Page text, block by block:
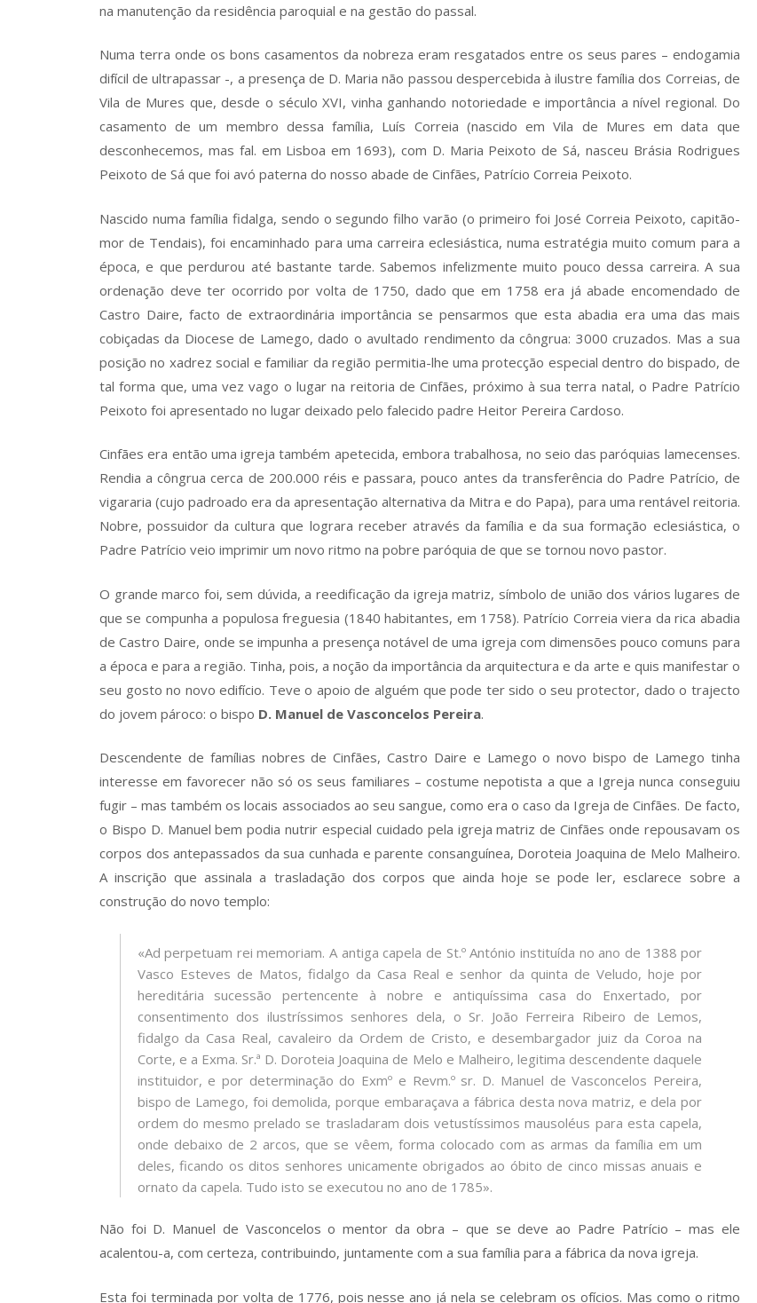
na manutenção da residência paroquial e na gestão do passal.
Numa terra onde os bons casamentos da nobreza eram resgatados entre os seus pares – endogamia
difícil de ultrapassar -, a presença de D. Maria não passou despercebida à ilustre família dos Correias, de
Vila de Mures que, desde o século XVI, vinha ganhando notoriedade e importância a nível regional. Do
casamento de um membro dessa família, Luís Correia (nascido em Vila de Mures em data que
desconhecemos, mas fal. em Lisboa em 1693), com D. Maria Peixoto de Sá, nasceu Brásia Rodrigues
Peixoto de Sá que foi avó paterna do nosso abade de Cinfães, Patrício Correia Peixoto.
Nascido numa família fidalga, sendo o segundo filho varão (o primeiro foi José Correia Peixoto, capitão-
mor de Tendais), foi encaminhado para uma carreira eclesiástica, numa estratégia muito comum para a
época, e que perdurou até bastante tarde. Sabemos infelizmente muito pouco dessa carreira. A sua
ordenação deve ter ocorrido por volta de 1750, dado que em 1758 era já abade encomendado de
Castro Daire, facto de extraordinária importância se pensarmos que esta abadia era uma das mais
cobiçadas da Diocese de Lamego, dado o avultado rendimento da côngrua: 3000 cruzados. Mas a sua
posição no xadrez social e familiar da região permitia-lhe uma protecção especial dentro do bispado, de
tal forma que, uma vez vago o lugar na reitoria de Cinfães, próximo à sua terra natal, o Padre Patrício
Peixoto foi apresentado no lugar deixado pelo falecido padre Heitor Pereira Cardoso.
Cinfães era então uma igreja também apetecida, embora trabalhosa, no seio das paróquias lamecenses.
Rendia a côngrua cerca de 200.000 réis e passara, pouco antes da transferência do Padre Patrício, de
vigararia (cujo padroado era da apresentação alternativa da Mitra e do Papa), para uma rentável reitoria.
Nobre, possuidor da cultura que lograra receber através da família e da sua formação eclesiástica, o
Padre Patrício veio imprimir um novo ritmo na pobre paróquia de que se tornou novo pastor.
O grande marco foi, sem dúvida, a reedificação da igreja matriz, símbolo de união dos vários lugares de
que se compunha a populosa freguesia (1840 habitantes, em 1758). Patrício Correia viera da rica abadia
de Castro Daire, onde se impunha a presença notável de uma igreja com dimensões pouco comuns para
a época e para a região. Tinha, pois, a noção da importância da arquitectura e da arte e quis manifestar o
seu gosto no novo edifício. Teve o apoio de alguém que pode ter sido o seu protector, dado o trajecto
do jovem pároco: o bispo D. Manuel de Vasconcelos Pereira.
Descendente de famílias nobres de Cinfães, Castro Daire e Lamego o novo bispo de Lamego tinha
interesse em favorecer não só os seus familiares – costume nepotista a que a Igreja nunca conseguiu
fugir – mas também os locais associados ao seu sangue, como era o caso da Igreja de Cinfães. De facto,
o Bispo D. Manuel bem podia nutrir especial cuidado pela igreja matriz de Cinfães onde repousavam os
corpos dos antepassados da sua cunhada e parente consanguínea, Doroteia Joaquina de Melo Malheiro.
A inscrição que assinala a trasladação dos corpos que ainda hoje se pode ler, esclarece sobre a
construção do novo templo:
«Ad perpetuam rei memoriam. A antiga capela de St.º António instituída no ano de 1388 por
Vasco Esteves de Matos, fidalgo da Casa Real e senhor da quinta de Veludo, hoje por
hereditária sucessão pertencente à nobre e antiquíssima casa do Enxertado, por
consentimento dos ilustríssimos senhores dela, o Sr. João Ferreira Ribeiro de Lemos,
fidalgo da Casa Real, cavaleiro da Ordem de Cristo, e desembargador juiz da Coroa na
Corte, e a Exma. Sr.ª D. Doroteia Joaquina de Melo e Malheiro, legitima descendente daquele
instituidor, e por determinação do Exmº e Revm.º sr. D. Manuel de Vasconcelos Pereira,
bispo de Lamego, foi demolida, porque embaraçava a fábrica desta nova matriz, e dela por
ordem do mesmo prelado se trasladaram dois vetustíssimos mausoléus para esta capela,
onde debaixo de 2 arcos, que se vêem, forma colocado com as armas da família em um
deles, ficando os ditos senhores unicamente obrigados ao óbito de cinco missas anuais e
ornato da capela. Tudo isto se executou no ano de 1785».
Não foi D. Manuel de Vasconcelos o mentor da obra – que se deve ao Padre Patrício – mas ele
acalentou-a, com certeza, contribuindo, juntamente com a sua família para a fábrica da nova igreja.
Esta foi terminada por volta de 1776, pois nesse ano já nela se celebram os ofícios. Mas como o ritmo